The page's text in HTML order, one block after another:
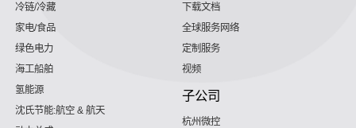
冷链/冷藏
家电/食品
绿色电力
海工船舶
氢能源
沈氏节能:航空 & 航天
下载文档
全球服务网络
定制服务
视频
子公司
杭州微控